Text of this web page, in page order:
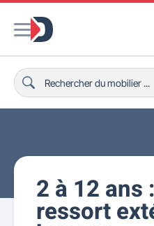
2 à 12 ans
ressort